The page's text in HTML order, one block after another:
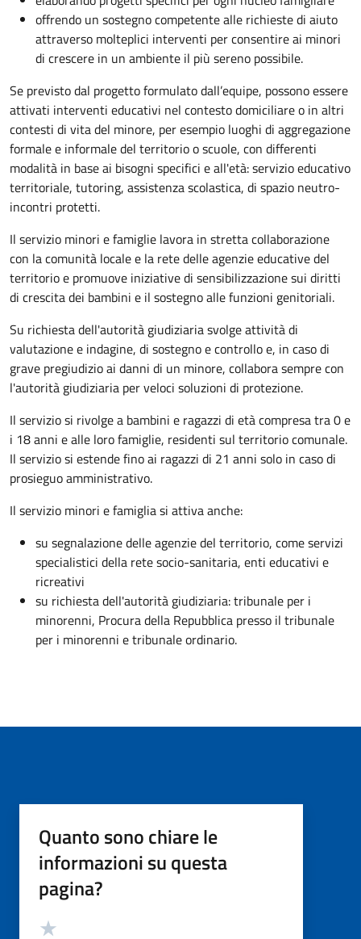
offrendo un sostegno competente alle richieste di aiuto
attraverso molteplici interventi per consentire ai minori
di crescere in un ambiente il più sereno possibile.
Se previsto dal progettoformulato dall’equipe, possono essere
attivati interventi educativi nel contesto domiciliare o in altri
contesti di vita del minore, per esempio luoghi di aggregazione
formale e informale del territorio o scuole, con differenti
modalità in base ai bisogni specifici e all'età: servizio educativo
territoriale, tutoring, assistenza scolastica, di spazio neutro-
incontri protetti.
Il servizio minori e famiglie lavora in stretta collaborazione
con la comunità locale e la rete delle agenzie educative del
territorio e promuove iniziative di sensibilizzazione sui diritti
di crescita dei bambini e il sostegno alle funzioni genitoriali.
Su richiesta dell'autorità giudiziaria svolge attività di
valutazione e indagine, di sostegno e controllo e, in caso di
grave pregiudizio ai danni di un minore, collabora sempre con
l'autorità giudiziaria per veloci soluzioni di protezione.
Il servizio si rivolge a bambini e ragazzi di età compresa tra 0 e
i 18 anni e alle loro famiglie, residenti sul territorio comunale.
Il servizio si estende fino ai ragazzi di 21 anni solo in caso di
prosieguo amministrativo.
Il servizio minori e famiglia si attiva anche:
su segnalazione delle agenzie del territorio, come servizi
specialistici della rete socio-sanitaria, enti educativi e
ricreativi
su richiesta dell'autorità giudiziaria: tribunale per i
minorenni, Procura della Repubblica presso il tribunale
per i minorenni e tribunale ordinario.
Quanto sono chiare le
informazioni su questa
pagina?
Valutazione